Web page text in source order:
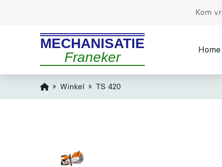
Kom
MECHANISATIE
Franeker
Home
HomeWinkel TS 420